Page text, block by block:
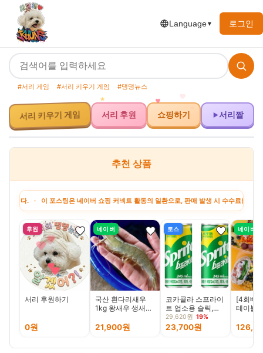
Language▼ 로그인
#서리 게임 #서리 키우기 게임 #댕댕뉴스
서리 키우기 게임 서리 후원 쇼핑하기 서리짤
추천 상품
이 포스팅은 네이버 쇼핑 커넥트 활동의 일환으로, 판매 발생 시 수수료를 제공받습
후원
서리 후원하기
0원
네이버
국산 흰다리새우
1kg 왕새우 생새우
21,900원
토스
코카콜라 스프라이
트 업소용 슬릭,
245ml, 30캔
29,620원 19%
23,700원
네이버
[4회배
테이블]
린지 정